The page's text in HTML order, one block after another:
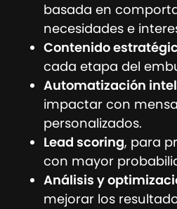
basada en
necesidades e
Contenido
cada etapa del
Automatización
impactar con
personalizados.
Lead scoring, para
con mayor
Análisis y
mejorar los